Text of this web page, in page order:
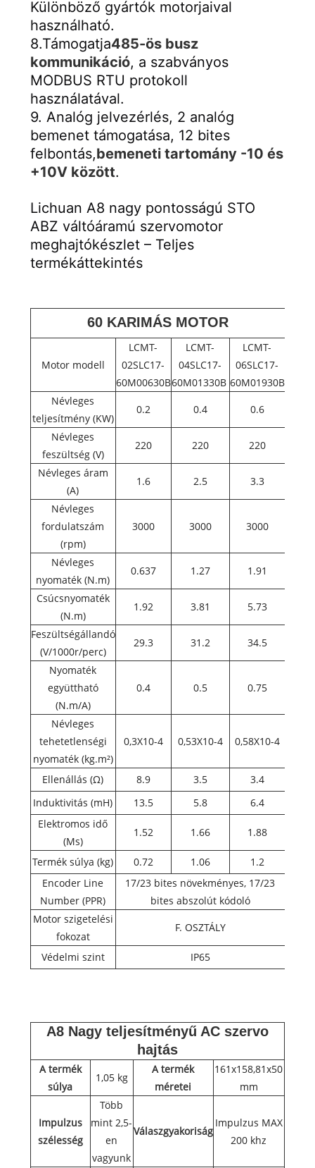
Különböző gyártók motorjaival
használható.
8.Támogatja485-ös busz
kommunikáció, a szabványos
MODBUS RTU protokoll
használatával.
9. Analóg jelvezérlés, 2 analóg
bemenet támogatása, 12 bites
felbontás,bemeneti tartomány -10 és
+10V között.
Lichuan A8 nagy pontosságú STO
ABZ váltóáramú szervomotor
meghajtókészlet – Teljes
termékáttekintés
60 KARIMÁS MOTOR
Motor modell
LCMT-
02SLC17-
60M00630B
LCMT-
04SLC17-
60M01330B
LCMT-
06SLC17-
60M01930B
Névleges
teljesítmény (KW)
0.2 0.4 0.6
Névleges
feszültség (V)
220 220 220
Névleges áram
(A)
1.6 2.5 3.3
Névleges
fordulatszám
(rpm)
3000 3000 3000
Névleges
nyomaték (N.m)
0.637 1.27 1.91
Csúcsnyomaték
(N.m)
1.92 3.81 5.73
Feszültségállandó
(V/1000r/perc)
29.3 31.2 34.5
Nyomaték
együttható
(N.m/A)
0.4 0.5 0.75
Névleges
tehetetlenségi
nyomaték (kg.m²)
0,3X10-4 0,53X10-4 0,58X10-4
Ellenállás (Ω) 8.9 3.5
3.4
Induktivitás (mH)
13.5 5.8
6.4
Elektromos idő
(Ms)
1.52 1.66 1.88
Termék súlya (kg) 0.72 1.06
1.2
Encoder Line
Number (PPR)
17/23 bites növekményes, 17/23
bites abszolút kódoló
Motor szigetelési
fokozat
F. OSZTÁLY
Védelmi szint IP65
A8 Nagy teljesítményű AC szervo
hajtás
A termék
súlya
1,05 kg
A termék
méretei
161x158,81x50
mm
Impulzus
szélesség
Több
mint 2,5-
en
vagyunk
Válaszgyakoriság
Impulzus MAX
200 khz